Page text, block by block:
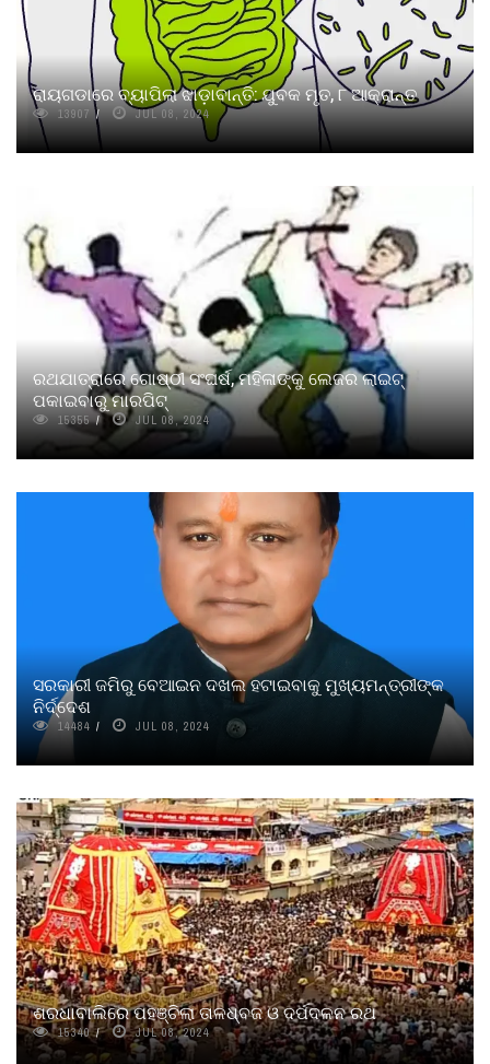
ରାୟଗଡାରେ ବ୍ୟାପିଲା ଝାଡ଼ାବାନ୍ତି: ଯୁବକ ମୃତ, ୮ ଆକ୍ରାନ୍ତ
13907 JUL 08, 2024
ରଥଯାତ୍ରାରେ ଗୋଷ୍ଠୀ ସଂଘର୍ଷ, ମହିଳାଙ୍କୁ ଲେଜର ଲାଇଟ୍
ପକାଇବାରୁ ମାରପିଟ୍
15355 JUL 08, 2024
ସରକାରୀ ଜମିରୁ ବେଆଇନ ଦଖଲ ହଟାଇବାକୁ ମୁଖ୍ୟମନ୍ତ୍ରୀଙ୍କ
ନିର୍ଦ୍ଦେଶ
14484 JUL 08, 2024
ଶରଧାବାଲିରେ ପହଞ୍ଚିଲା ତାଳଧ୍ବଜ ଓ ଦର୍ପଦଳନ ରଥ
15340 JUL 08, 2024